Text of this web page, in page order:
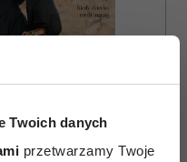
Twoich danych
przetwarzamy Twoje